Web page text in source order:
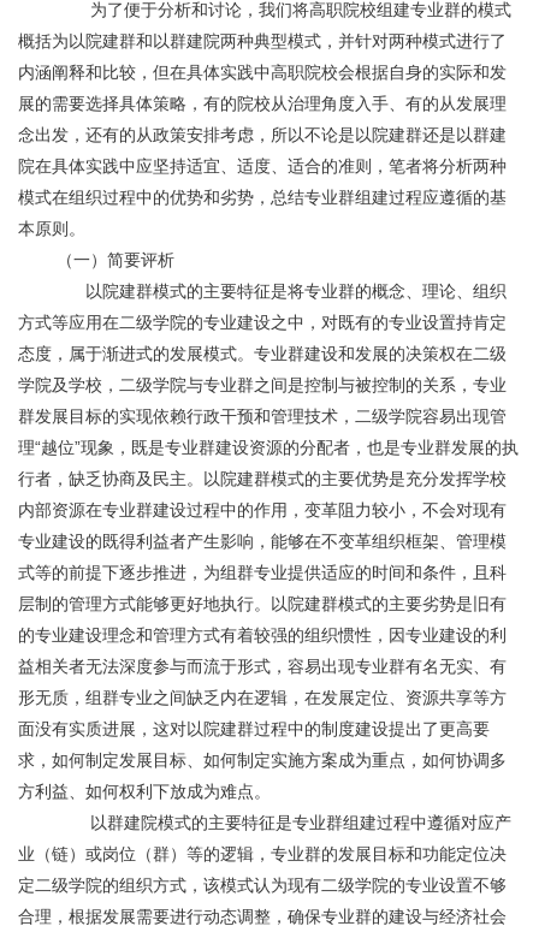
概括为以院建群和以群建院两种典型模式，并针对两种模式进行了
内涵阐释和比较，但在具体实践中高职院校会根据自身的实际和发
展的需要选择具体策略，有的院校从治理角度入手、有的从发展理
念出发，还有的从政策安排考虑，所以不论是以院建群还是以群建
院在具体实践中应坚持适宜、适度、适合的准则，笔者将分析两种
模式在组织过程中的优势和劣势，总结专业群组建过程应遵循的基
本原则。
	（一）简要评析
方式等应用在二级学院的专业建设之中，对既有的专业设置持肯定
态度，属于渐进式的发展模式。专业群建设和发展的决策权在二级
学院及学校，二级学院与专业群之间是控制与被控制的关系，专业
群发展目标的实现依赖行政干预和管理技术，二级学院容易出现管
理“越位”现象，既是专业群建设资源的分配者，也是专业群发展的执
行者，缺乏协商及民主。以院建群模式的主要优势是充分发挥学校
内部资源在专业群建设过程中的作用，变革阻力较小，不会对现有
专业建设的既得利益者产生影响，能够在不变革组织框架、管理模
式等的前提下逐步推进，为组群专业提供适应的时间和条件，且科
层制的管理方式能够更好地执行。以院建群模式的主要劣势是旧有
的专业建设理念和管理方式有着较强的组织惯性，因专业建设的利
益相关者无法深度参与而流于形式，容易出现专业群有名无实、有
形无质，组群专业之间缺乏内在逻辑，在发展定位、资源共享等方
面没有实质进展，这对以院建群过程中的制度建设提出了更高要
求，如何制定发展目标、如何制定实施方案成为重点，如何协调多
方利益、如何权利下放成为难点。
业（链）或岗位（群）等的逻辑，专业群的发展目标和功能定位决
定二级学院的组织方式，该模式认为现有二级学院的专业设置不够
合理，根据发展需要进行动态调整，确保专业群的建设与经济社会